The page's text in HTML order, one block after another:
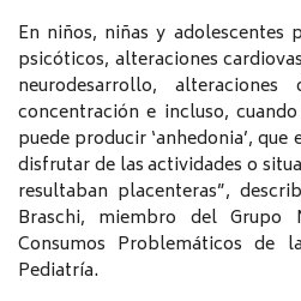
En niños, niñas y adolescentes
psicóticos, alteraciones
neurodesarrollo,
concentración e incluso,
puede producir ‘anhedonia’,
disfrutar de las actividades o
resultaban placenteras”,
Braschi, miembro del Grupo
Consumos Problemáticos de
Pediatría.